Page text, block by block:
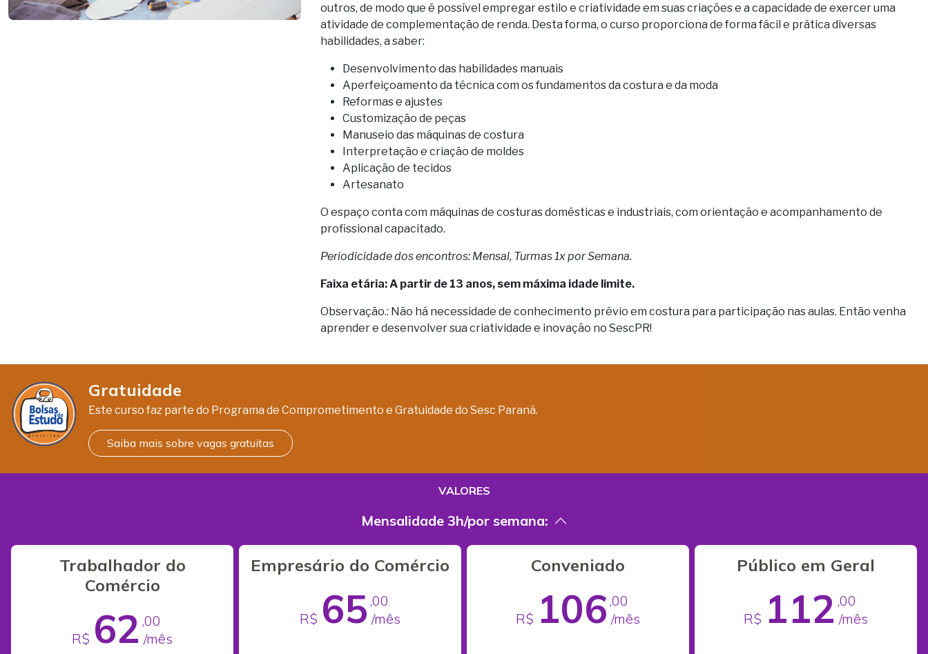
outros, de modo que é possível empregar estilo e criatividade em suas criações e a capacidade de exercer uma
atividade de complementação de renda. Desta forma, o curso proporciona de forma fácil e prática diversas
habilidades, a saber:
Desenvolvimento das habilidades manuais
Aperfeiçoamento da técnica com os fundamentos da costura e da moda
Reformas e ajustes
Customização de peças
Manuseio das máquinas de costura
Interpretação e criação de moldes
Aplicação de tecidos
Artesanato
O espaço conta com máquinas de costuras domésticas e industriais, com orientação e acompanhamento de
profissional capacitado.
Periodicidade dos encontros: Mensal, Turmas 1x por Semana.
Faixa etária: A partir de 13 anos, sem máxima idade limite.
Observação.: Não há necessidade de conhecimento prévio em costura para participação nas aulas. Então venha
aprender e desenvolver sua criatividade e inovação no SescPR!
Gratuidade
Este curso faz parte do Programa de Comprometimento e Gratuidade do Sesc Paraná.
Saiba mais sobre vagas gratuitas
VALORES
Mensalidade 3h/por semana:
Trabalhador do
Comércio
R$ 62 ,00
/mês
Empresário do Comércio
R$ 65 ,00
/mês
Conveniado
R$ 106 ,00
/mês
Público em Geral
R$ 112 ,00
/mês